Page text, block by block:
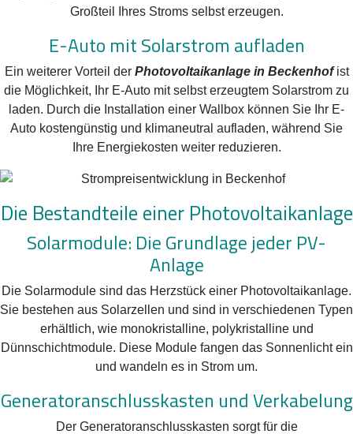
Großteil Ihres Stroms selbst erzeugen.
E-Auto mit Solarstrom aufladen
Ein weiterer Vorteil der Photovoltaikanlage in Beckenhofist
die Möglichkeit, Ihr E-Auto mit selbst erzeugtem Solarstrom zu
laden. Durch die Installation einer Wallbox können Sie Ihr E-
Auto kostengünstig und klimaneutral aufladen, während Sie
Ihre Energiekosten weiter reduzieren.
Die Bestandteile einer Photovoltaikanlage
Solarmodule: Die Grundlage jeder PV-
Anlage
Die Solarmodule sind das Herzstück einer Photovoltaikanlage.
Sie bestehen aus Solarzellen und sind in verschiedenen Typen
erhältlich, wie monokristalline, polykristalline und
Dünnschichtmodule. Diese Module fangen das Sonnenlicht ein
und wandeln es in Strom um.
Generatoranschlusskasten und Verkabelung
Der Generatoranschlusskasten sorgt für die